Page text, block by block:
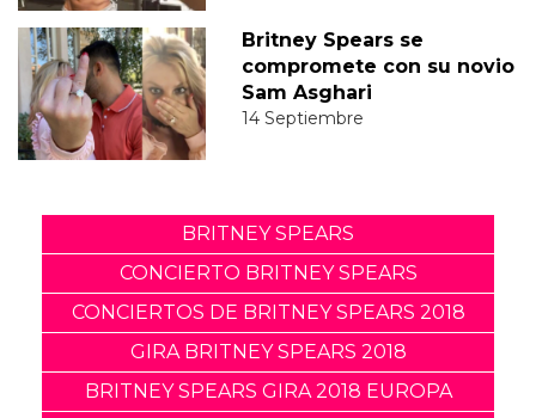
Britney Spears se
compromete con su novio
Sam Asghari
14 Septiembre
BRITNEY SPEARS
CONCIERTO BRITNEY SPEARS
CONCIERTOS DE BRITNEY SPEARS 2018
GIRA BRITNEY SPEARS 2018
BRITNEY SPEARS GIRA 2018 EUROPA